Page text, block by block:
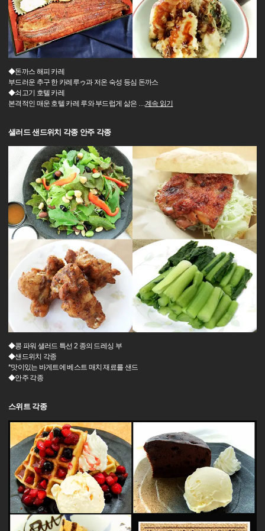
◆돈까스 해피 카레
부드러운 추구 한 카레루ゥ과 저온 숙성 등심 돈까스
◆쇠고기 호텔 카레
본격적인 매운 호텔 카레 루와 부드럽게 삶은 …계속 읽기
샐러드 샌드위치 각종 안주 각종
◆콩 파워 샐러드 특선 2 종의 드레싱 부
◆샌드위치 각종
*맛이있는 바게트에 베스트 매치 재료를 샌드
◆안주 각종
스위트 각종